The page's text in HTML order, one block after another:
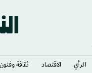
الرأي الاقتصاد ثقافة وفنون